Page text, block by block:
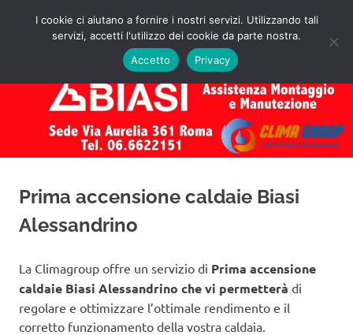
Assistenza
Caldaie
Biasi
Roma
Preventivo!
MENU
Prima accensione caldaie Biasi
Alessandrino
La Climagroup offre un servizio di Prima accensione
caldaie Biasi Alessandrino che vi permetterà di
regolare e ottimizzare l’ottimale rendimento e il
corretto funzionamento della vostra caldaia.
I cookie ci aiutano a fornire i nostri servizi. Utilizzando tali
servizi, accetti l'utilizzo dei cookie da parte nostra.
Accetto
Privacy